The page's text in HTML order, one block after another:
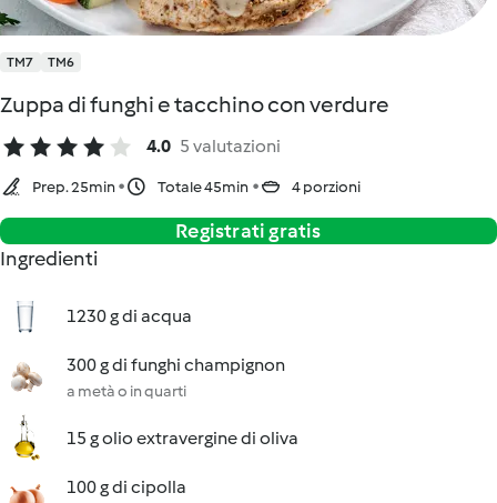
TM7 TM6
Zuppa di funghi e tacchino con verdure
4.0 5 valutazioni
Prep. 25min Totale 45min 4 porzioni
Registrati gratis
Ingredienti
1230 g di acqua
300 g di funghi champignon
a metà o in quarti
15 g olio extravergine di oliva
100 g di cipolla